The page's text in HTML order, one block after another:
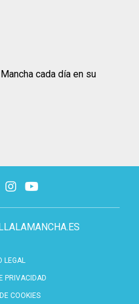
LEGAL
PRIVACIDAD
COOKIES
cada día en su